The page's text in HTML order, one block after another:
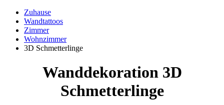
Zuhause
Wandtattoos
Zimmer
Wohnzimmer
3D Schmetterlinge
Wanddekoration 3D
Schmetterlinge